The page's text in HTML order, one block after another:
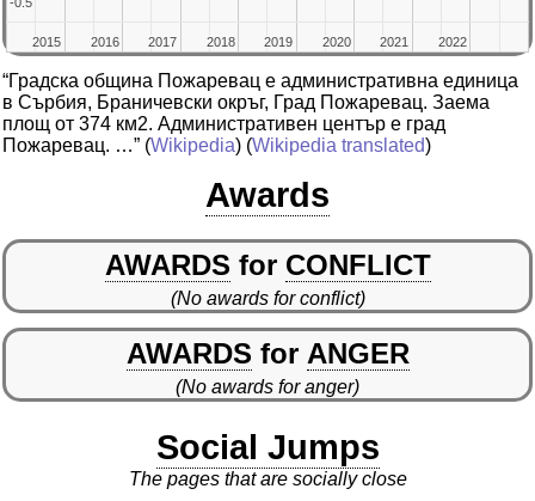
2015
2015 2016
2016 2017
2017 2018
2018 2019
2019 2020
2020 2021
2021 2022
2022
“Градска община Пожаревац е административна единица
в Сърбия, Браничевски окръг, Град Пожаревац. Заема
площ от 374 км2. Административен център е град
Пожаревац. …” (Wikipedia) (Wikipedia translated)
Awards
AWARDS for CONFLICT
(No awards for conflict)
AWARDS for ANGER
(No awards for anger)
Social Jumps
The pages that are socially close